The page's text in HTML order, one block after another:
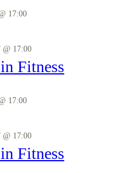
17:00
@ 17:00
Fitness
17:00
@ 17:00
Fitness